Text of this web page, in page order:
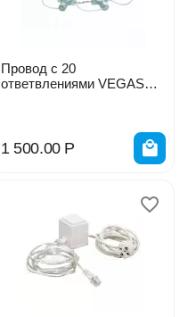
Провод с 20
ответвлениями VEGAS
1 500.00 Р